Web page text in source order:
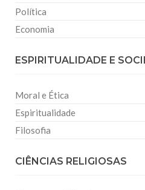
Política
Economia
ESPIRITUALIDADE E
Moral e Ética
Espiritualidade
Filosofia
CIÊNCIAS RELIGIOSAS